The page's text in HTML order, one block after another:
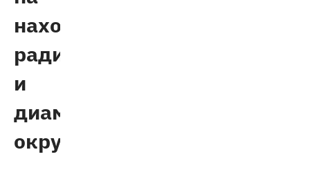
нахождение
радиуса
и
диаметра
окружности